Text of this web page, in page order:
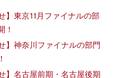
】東京11月ファイナルの部
！
】神奈川ファイナルの部門
】名古屋前期・名古屋後期